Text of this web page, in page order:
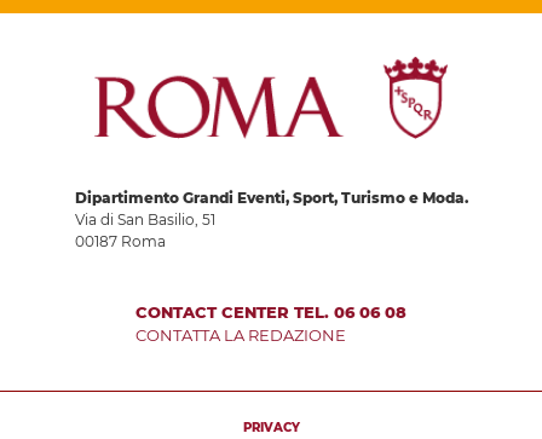
Dipartimento Grandi Eventi, Sport, Turismo e Moda.
Via di San Basilio, 51
00187 Roma
CONTACT CENTER TEL. 06 06 08
CONTATTA LA REDAZIONE
PRIVACY